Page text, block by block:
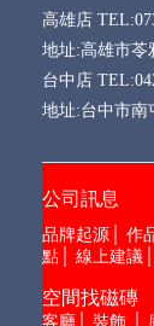
高雄店
地址:高雄市苓
台中店
地址:台中市南
公司訊息
品牌起源│ 作
點│ 線上建議│
空間找磁磚
客廳 裝飾│